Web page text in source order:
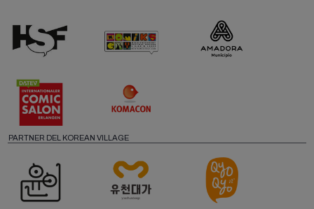
PARTNER DEL KOREAN VILLAGE